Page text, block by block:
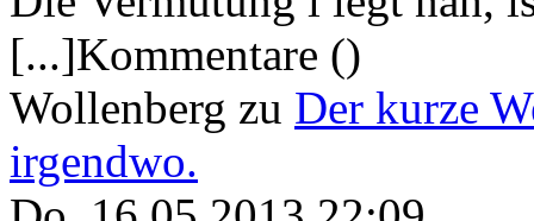
[...]Kommentare ()
Wollenberg zu Der kurze
irgendwo.